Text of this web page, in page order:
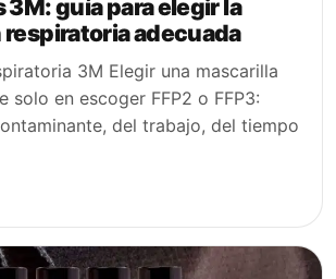
3M: guía para elegir la
adecuada
3M Elegir una mascarilla
solo en escoger FFP2 o FFP3:
del trabajo, del tiempo